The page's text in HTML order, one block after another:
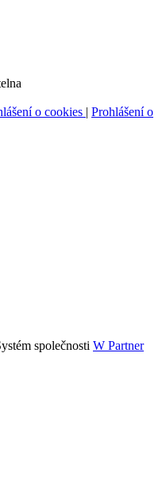
o cookies | Prohlášení o
společnosti W Partner